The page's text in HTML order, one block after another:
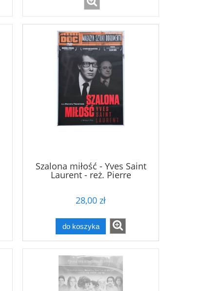
Szalona miłość - Yves Saint
Laurent - reż. Pierre
28,00 zł
do koszyka